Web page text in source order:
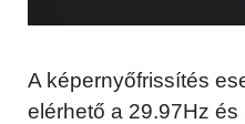
A képernyőfrissítés
elérhető a 29.97Hz